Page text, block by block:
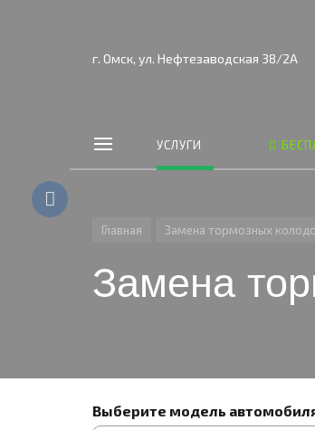
г. Омск, ул. Нефтезаводская 38/2А
УСЛУГИ
Главная Замена тормозных
Замена
Выберите модель